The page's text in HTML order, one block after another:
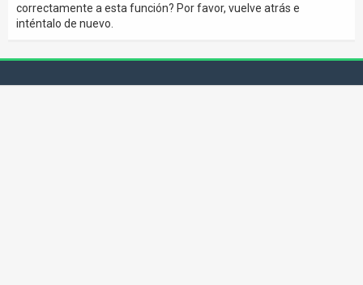
correctamente a esta función? Por favor, vuelve atrás e
inténtalo de nuevo.